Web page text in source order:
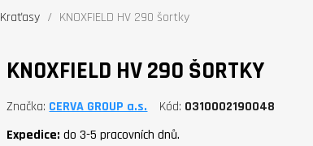
Kraťasy KNOXFIELD HV 290 šortky
KNOXFIELD HV 290 ŠORTKY
Značka CERVA GROUP a.s. Kód 0310002190048
Expedice:do 3-5 pracovních dnů.